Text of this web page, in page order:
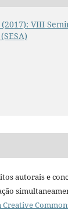
VIII
autorais e
Creative